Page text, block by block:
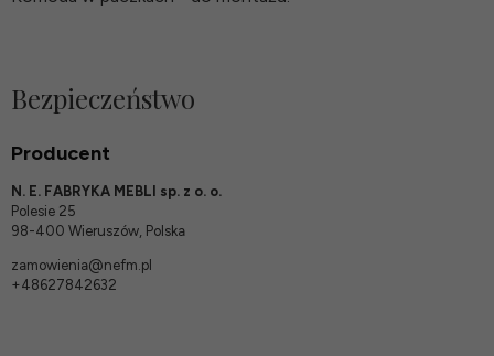
Bezpieczeństwo
Producent
N. E. FABRYKA MEBLI sp. z o. o.
Polesie 25
98-400 Wieruszów, Polska
zamowienia@nefm.pl
+48627842632